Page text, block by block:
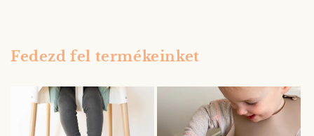
Fedezd fel termékeinket